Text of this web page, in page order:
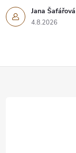
Jana Šafářová
4.8.2026